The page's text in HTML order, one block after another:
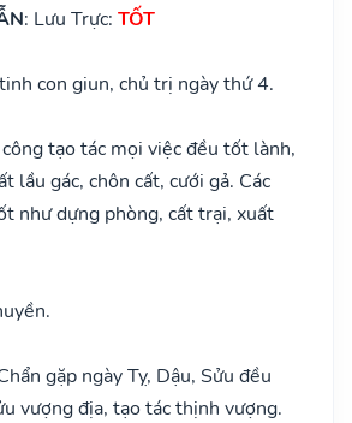
: Lưu Trực: TỐT
con giun, chủ trị ngày thứ 4.
tạo tác mọi việc đều tốt lành,
lầu gác, chôn cất, cưới gả. Các
như dựng phòng, cất trại, xuất
gặp ngày Tỵ, Dậu, Sửu đều
vượng địa, tạo tác thịnh vượng.